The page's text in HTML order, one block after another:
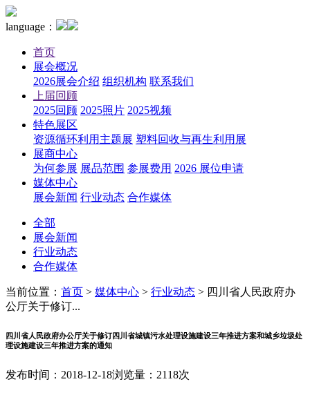
language：
首页
展会概况
2026展会介绍 组织机构 联系我们
上届回顾
2025回顾 2025照片 2025视频
特色展区
资源循环利用主题展 塑料回收与再生利用展
展商中心
为何参展 展品范围 参展费用 2026 展位申请
媒体中心
展会新闻 行业动态 合作媒体
全部
展会新闻
行业动态
合作媒体
当前位置： 首页 > 媒体中心 > 行业动态 > 四川省人民政府办
公厅关于修订...
四川省人民政府办公厅关于修订四川省城镇污水处理设施建设三年推进方案和城乡垃圾处
理设施建设三年推进方案的通知
发布时间：2018-12-18浏览量：2118次